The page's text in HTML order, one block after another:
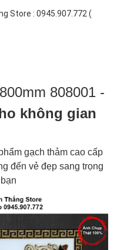
Store : 0945.907.772 (
808001 -
không gian
gạch thảm cao cấp
đến vẻ đẹp sang trọng